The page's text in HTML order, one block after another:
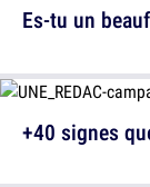
Es-tu un
+40 signes